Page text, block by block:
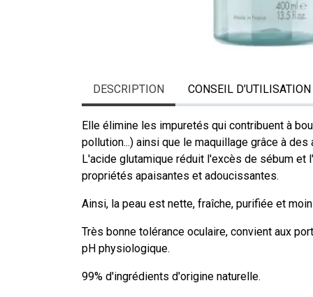
DESCRIPTION CONSEIL D’UTILISATION
Elle élimine les impuretés qui contribuent à
pollution...) ainsi que le maquillage grâce à
L'acide glutamique réduit l'excès de sébum et
propriétés apaisantes et adoucissantes.
Ainsi, la peau est nette, fraîche, purifiée et
Très bonne tolérance oculaire, convient aux
pH physiologique.
99% d'ingrédients d'origine naturelle.